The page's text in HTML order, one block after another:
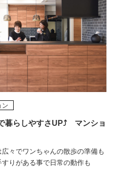
暮らしやすさUP⤴ マンショ
々でワンちゃんの散歩の準備も
りがある事で日常の動作も
ン